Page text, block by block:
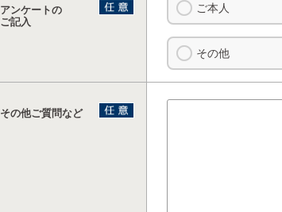
アンケートの
ご記入
ご本人
その他
その他ご質問など